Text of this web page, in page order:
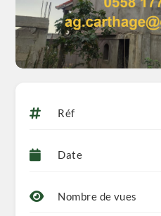
Réf
Date
Nombre de vues